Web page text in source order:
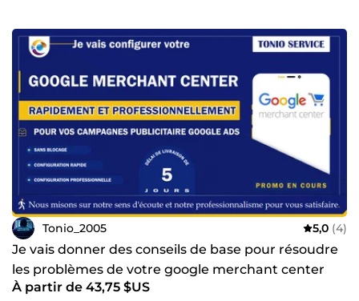
Tonio_2005 5,0 (4)
Je vais donner des conseils de base pour résoudre
les problèmes de votre google merchant center
À partir de 43,75 $US